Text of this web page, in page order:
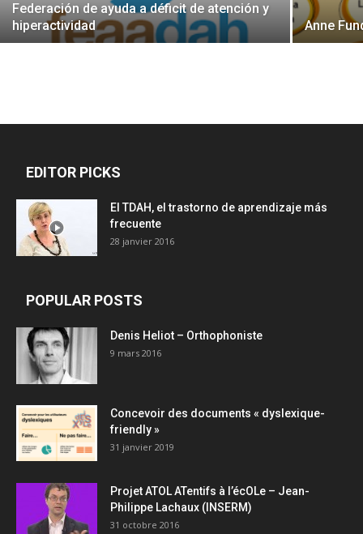
Federación de ayuda a déficit de atención y
hiperactividad
Anne
EDITOR PICKS
El TDAH, el trastorno de aprendizaje más
frecuente
28 janvier 2016
POPULAR POSTS
Denis Heliot – Orthophoniste
9 mars 2016
Concevoir des documents « dyslexique-
friendly »
31 janvier 2019
Projet ATOL ATentifs à l’écOLe – Jean-
Philippe Lachaux (INSERM)
31 octobre 2016